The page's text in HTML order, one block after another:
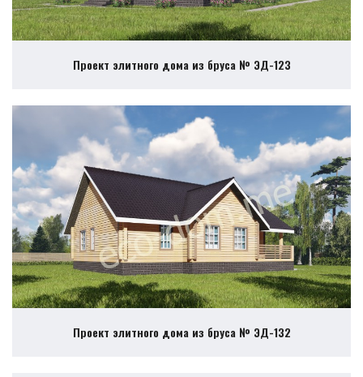
Проект элитного дома из бруса № ЭД-123
Проект элитного дома из бруса № ЭД-132